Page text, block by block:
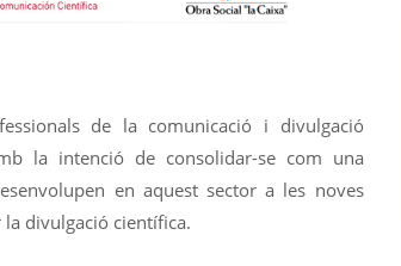
de la comunicació i divulgació
la intenció de consolidar-se com una
en aquest sector a les noves
divulgació científica.